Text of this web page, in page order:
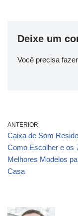
Deixe um
Você precisa
ANTERIOR
Caixa de Som
Como Escolher e os
Melhores Modelos
Casa